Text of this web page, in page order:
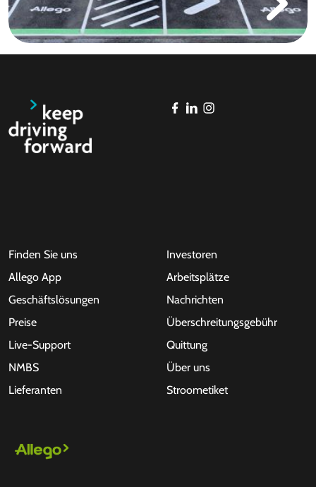
Finden Sie uns
Allego App
Geschäftslösungen
Preise
Live-Support
NMBS
Lieferanten
Investoren
Arbeitsplätze
Nachrichten
Überschreitungsgebühr
Quittung
Über uns
Stroometiket